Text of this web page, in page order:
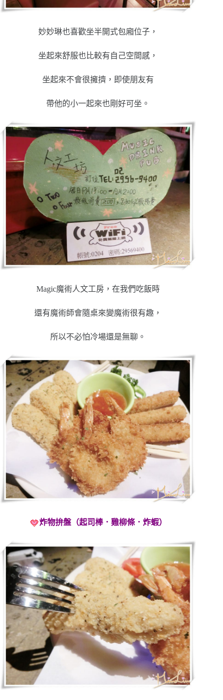
妙妙琳也喜歡坐半開式包廂位子，
坐起來舒服也比較有自己空間感，
坐起來不會很擁擠，即使朋友有
帶他的小一起來也剛好可坐。
Magic魔術人文工房，在我們吃飯時
還有魔術師會隨桌來變魔術很有趣，
所以不必怕冷場還是無聊。
炸物拚盤（起司棒．雞柳條．炸蝦）